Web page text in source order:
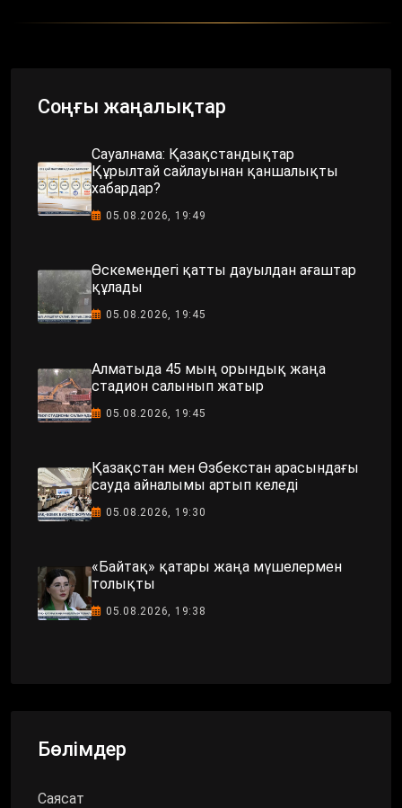
Соңғы жаңалықтар
Сауалнама: Қазақстандықтар
Құрылтай сайлауынан қаншалықты
хабардар?
05.08.2026, 19:49
Өскемендегі қатты дауылдан ағаштар
құлады
05.08.2026, 19:45
Алматыда 45 мың орындық жаңа
стадион салынып жатыр
05.08.2026, 19:45
Қазақстан мен Өзбекстан арасындағы
сауда айналымы артып келеді
05.08.2026, 19:30
«Байтақ» қатары жаңа мүшелермен
толықты
05.08.2026, 19:38
Бөлімдер
Саясат